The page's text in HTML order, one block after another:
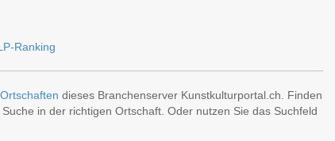
Ortschaften dieses Branchenserver Kunstkulturportal.ch. Finden
in der richtigen Ortschaft. Oder nutzen Sie das Suchfeld